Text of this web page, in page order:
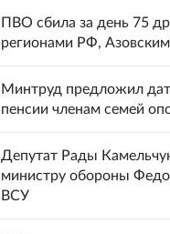
ПВО сбила за день 75
регионами РФ,
Минтруд предложил
пенсии членам семей
Депутат Рады
министру обороны
ВСУ